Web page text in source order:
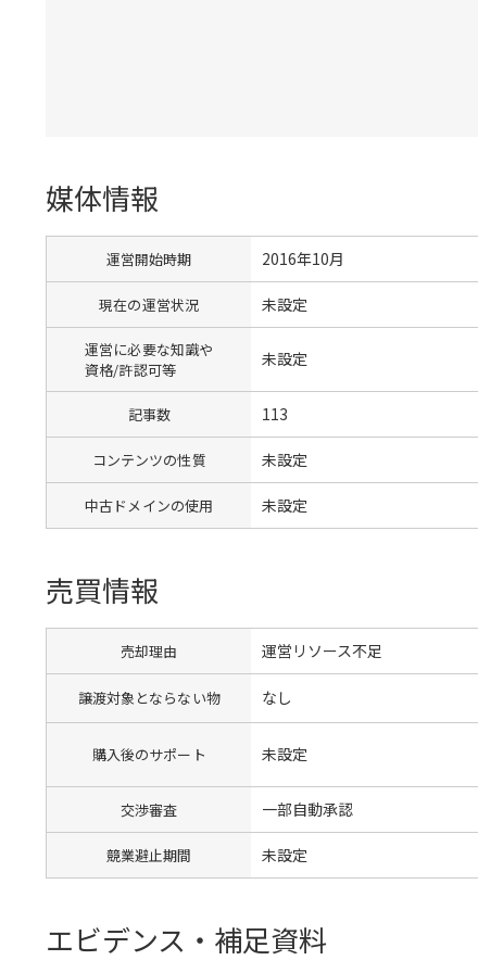
媒体情報
運営開始時期 2016年10月
現在の運営状況 未設定
運営に必要な知識や
資格/許認可等
未設定
記事数 113
コンテンツの性質 未設定
中古ドメインの使用 未設定
売買情報
売却理由 運営リソース不足
譲渡対象とならない物 なし
購入後のサポート 未設定
交渉審査 一部自動承認
競業避止期間 未設定
エビデンス・補足資料